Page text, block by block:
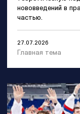
нововведений в
частью.
27.07.2026
Главная тема